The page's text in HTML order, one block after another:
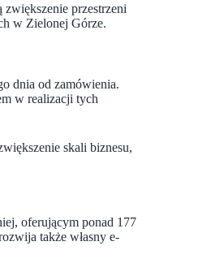
przestrzeni
w Zielonej Górze.
dnia od zamówienia.
w realizacji tych
skali biznesu,
oferującym ponad 177
także własny e-